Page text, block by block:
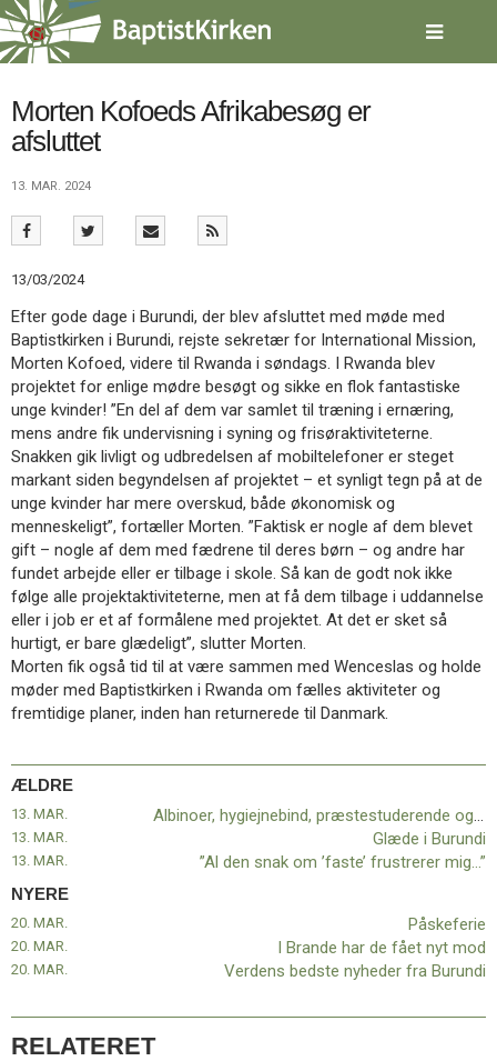
Spring
menu
over
gå
indholdVend
forsiden
Forside
3.0:
Kalender
4.0:
Inspiration
5.0:
Værktøjskassen
6.0:
Mission
7.0:
Om
BaptistKirken
8.0:
Kontakt
9.0:
Forside
10.0:
Nyheder
11.0:
Kalender
12.0:
Inspiration
13.0:
Værktøjskassen
14.0:
Mission
15.0:
Om
BaptistKirken
16.0:
Kontakt
Næste
indlæg:
Albinoer,
præstestuderende
og
påskeferie
Morten Kofoeds Afrikabesøg er
afsluttet
13. MAR. 2024
13/03/2024
Efter gode dage i Burundi, der blev afsluttet med møde med
Baptistkirken i Burundi, rejste sekretær for International Mission,
Morten Kofoed, videre til Rwanda i søndags. I Rwanda blev
projektet for enlige mødre besøgt og sikke en flok fantastiske
unge kvinder! ”En del af dem var samlet til træning i ernæring,
mens andre fik undervisning i syning og frisøraktiviteterne.
Snakken gik livligt og udbredelsen af mobiltelefoner er steget
markant siden begyndelsen af projektet – et synligt tegn på at de
unge kvinder har mere overskud, både økonomisk og
menneskeligt”, fortæller Morten. ”Faktisk er nogle af dem blevet
gift – nogle af dem med fædrene til deres børn – og andre har
fundet arbejde eller er tilbage i skole. Så kan de godt nok ikke
følge alle projektaktiviteterne, men at få dem tilbage i uddannelse
eller i job er et af formålene med projektet. At det er sket så
hurtigt, er bare glædeligt”, slutter Morten.
Morten fik også tid til at være sammen med Wenceslas og holde
møder med Baptistkirken i Rwanda om fælles aktiviteter og
fremtidige planer, inden han returnerede til Danmark.
ÆLDRE
13. MAR. Albinoer, hygiejnebind, præstestuderende og påskeferie
13. MAR. Glæde i Burundi
13. MAR. ”Al den snak om ’faste’ frustrerer mig…”
NYERE
Påskeferie
20. MAR.
I Brande har de fået nyt mod
20. MAR.
Verdens bedste nyheder fra Burundi
20. MAR.
RELATERET